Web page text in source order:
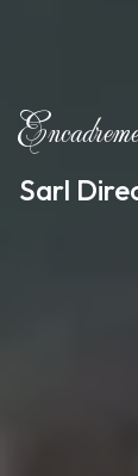
Sarl